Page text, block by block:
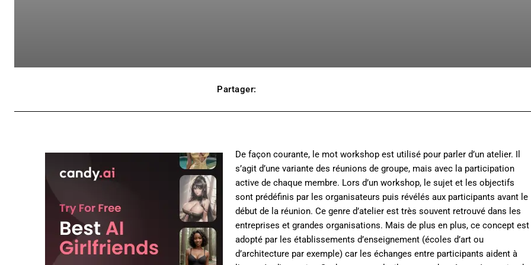
Partager:
De façon courante, le mot workshop est utilisé pour parler d’un atelier. Il
s’agit d’une variante des réunions de groupe, mais avec la participation
active de chaque membre. Lors d’un workshop, le sujet et les objectifs
sont prédéfinis par les organisateurs puis révélés aux participants avant le
début de la réunion. Ce genre d’atelier est très souvent retrouvé dans les
entreprises et grandes organisations. Mais de plus en plus, ce concept est
adopté par les établissements d’enseignement (écoles d’art ou
d’architecture par exemple) car les échanges entre participants aident à